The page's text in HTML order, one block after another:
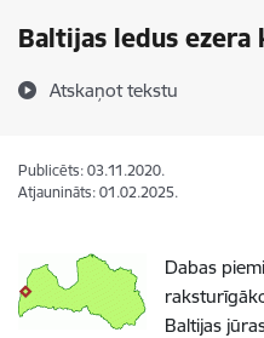
Baltijas ledus ezera
Atskaņot tekstu
Publicēts: 03.11.2020.
Atjaunināts: 01.02.2025.
Dabas
Baltijas